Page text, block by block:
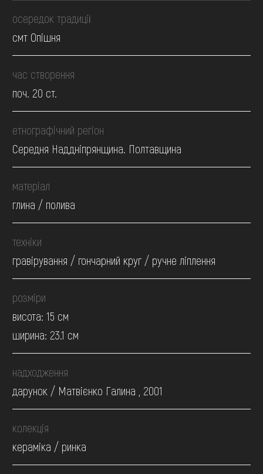
осередок традиції
смт Опішня
час створення
поч. 20 ст.
етнографічний регіон
Середня Наддніпрянщина. Полтавщина
матеріал
глина / полива
техніки
гравірування / гончарний круг / ручне ліплення
розміри
висота: 15 см
ширина: 23.1 см
надходження
дарунок / Матвієнко Галина , 2001
колекція
кераміка / ринка